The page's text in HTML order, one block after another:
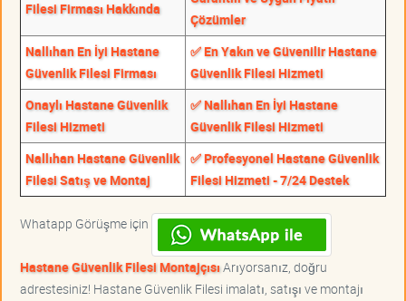
Filesi Firması Hakkında
Çözümler
Nallıhan En İyi Hastane
Güvenlik Filesi Firması
✅ En Yakın ve Güvenilir Hastane
Güvenlik Filesi Hizmeti
Onaylı Hastane Güvenlik
Filesi Hizmeti
✅ Nallıhan En İyi Hastane
Güvenlik Filesi Hizmeti
Nallıhan Hastane Güvenlik
Filesi Satış ve Montaj
✅ Profesyonel Hastane Güvenlik
Filesi Hizmeti - 7/24 Destek
Whatapp Görüşme için
Hastane Güvenlik Filesi MontajçısıArıyorsanız, doğru
adrestesiniz! Hastane Güvenlik Filesi imalatı, satışı ve montajı